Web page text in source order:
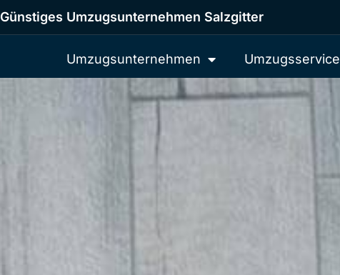
Günstiges Umzugsunternehmen Salzgitter
Umzugsunternehmen Umzugsservice